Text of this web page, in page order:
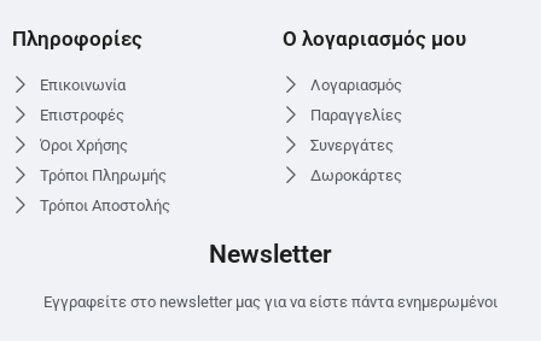
Πληροφορίες
Επικοινωνία
Επιστροφές
Όροι Χρήσης
Τρόποι Πληρωμής
Τρόποι Αποστολής
Ο λογαριασμός μου
Λογαριασμός
Παραγγελίες
Συνεργάτες
Δωροκάρτες
Newsletter
Εγγραφείτε στο newsletter μας για να είστε πάντα ενημερωμένοι